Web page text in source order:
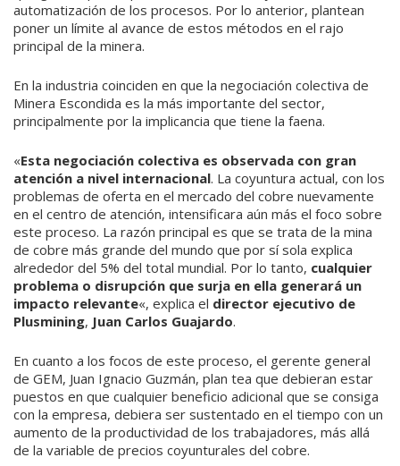
automatización de los procesos. Por lo anterior, plantean
poner un límite al avance de estos métodos en el rajo
principal de la minera.
En la industria coinciden en que la negociación colectiva de
Minera Escondida es la más importante del sector,
principalmente por la implicancia que tiene la faena.
«Esta negociación colectiva es observada con gran
atención a nivel internacional. La coyuntura actual, con los
problemas de oferta en el mercado del cobre nuevamente
en el centro de atención, intensificara aún más el foco sobre
este proceso. La razón principal es que se trata de la mina
de cobre más grande del mundo que por sí sola explica
alrededor del 5% del total mundial. Por lo tanto, cualquier
problema o disrupción que surja en ella generará un
impacto relevante«, explica el director ejecutivo de
Plusmining, Juan Carlos Guajardo.
En cuanto a los focos de este proceso, el gerente general
de GEM, Juan Ignacio Guzmán, plan tea que debieran estar
puestos en que cualquier beneficio adicional que se consiga
con la empresa, debiera ser sustentado en el tiempo con un
aumento de la productividad de los trabajadores, más allá
de la variable de precios coyunturales del cobre.